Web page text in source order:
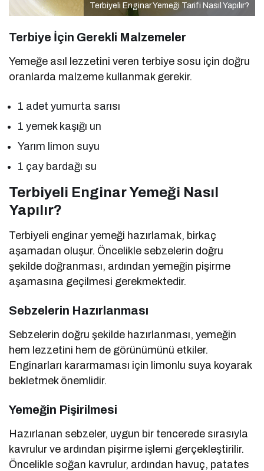
Terbiyeli Enginar Yemeği Tarifi Nasıl Yapılır?
Terbiye İçin Gerekli Malzemeler
Yemeğe asıl lezzetini veren terbiye sosu için doğru
oranlarda malzeme kullanmak gerekir.
1 adet yumurta sarısı
1 yemek kaşığı un
Yarım limon suyu
1 çay bardağı su
Terbiyeli Enginar Yemeği Nasıl
Yapılır?
Terbiyeli enginar yemeği hazırlamak, birkaç
aşamadan oluşur. Öncelikle sebzelerin doğru
şekilde doğranması, ardından yemeğin pişirme
aşamasına geçilmesi gerekmektedir.
Sebzelerin Hazırlanması
Sebzelerin doğru şekilde hazırlanması, yemeğin
hem lezzetini hem de görünümünü etkiler.
Enginarları kararmaması için limonlu suya koyarak
bekletmek önemlidir.
Yemeğin Pişirilmesi
Hazırlanan sebzeler, uygun bir tencerede sırasıyla
kavrulur ve ardından pişirme işlemi gerçekleştirilir.
Öncelikle soğan kavrulur, ardından havuç, patates